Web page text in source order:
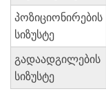
პოზიციონირების
სიზუსტე
გადაადგილების
სიზუსტე